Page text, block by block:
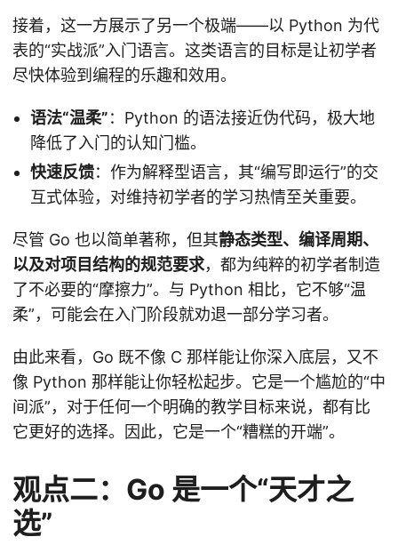
接着，这一方展示了另一个极端——以 Python 为代
表的“实战派”入门语言。这类语言的目标是让初学者
尽快体验到编程的乐趣和效用。
语法“温柔”：Python 的语法接近伪代码，极大地
降低了入门的认知门槛。
快速反馈：作为解释型语言，其“编写即运行”的交
互式体验，对维持初学者的学习热情至关重要。
尽管 Go 也以简单著称，但其静态类型、编译周期、
以及对项目结构的规范要求，都为纯粹的初学者制造
了不必要的“摩擦力”。与 Python 相比，它不够“温
柔”，可能会在入门阶段就劝退一部分学习者。
由此来看，Go 既不像 C 那样能让你深入底层，又不
像 Python 那样能让你轻松起步。它是一个尴尬的“中
间派”，对于任何一个明确的教学目标来说，都有比
它更好的选择。因此，它是一个“糟糕的开端”。
观点二：Go 是一个“天才之
选”